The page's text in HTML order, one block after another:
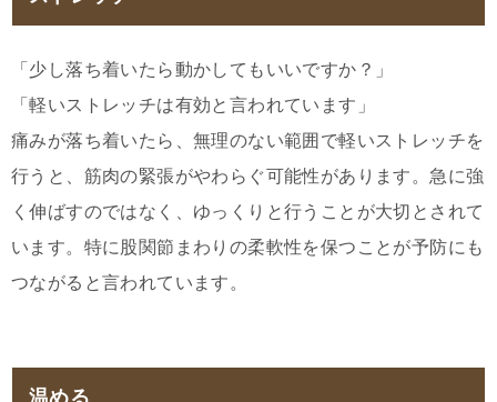
「少し落ち着いたら動かしてもいいですか？」
「軽いストレッチは有効と言われています」
痛みが落ち着いたら、無理のない範囲で軽いストレッチを
行うと、筋肉の緊張がやわらぐ可能性があります。急に強
く伸ばすのではなく、ゆっくりと行うことが大切とされて
います。特に股関節まわりの柔軟性を保つことが予防にも
つながると言われています。
温める